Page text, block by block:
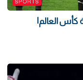
SPORTS
كأس العالم|